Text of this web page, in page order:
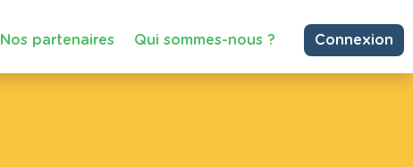
Nos partenaires Qui sommes-nous ? Connexion